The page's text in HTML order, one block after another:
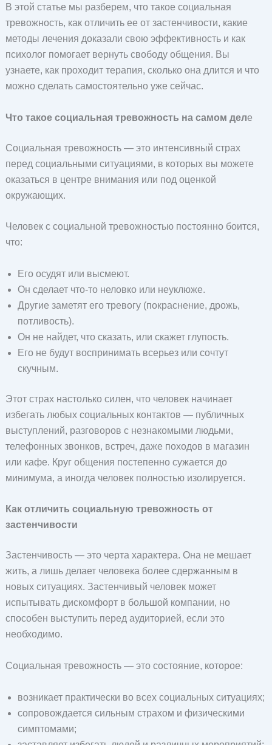
В этой статье мы разберем, что такое социальная
тревожность, как отличить ее от застенчивости, какие
методы лечения доказали свою эффективность и как
психолог помогает вернуть свободу общения. Вы
узнаете, как проходит терапия, сколько она длится и что
можно сделать самостоятельно уже сейчас.
Что такое социальная тревожность на самом деле
Социальная тревожность — это интенсивный страх
перед социальными ситуациями, в которых вы можете
оказаться в центре внимания или под оценкой
окружающих.
Человек с социальной тревожностью постоянно боится,
что:
Его осудят или высмеют.
Он сделает что-то неловко или неуклюже.
Другие заметят его тревогу (покраснение, дрожь,
потливость).
Он не найдет, что сказать, или скажет глупость.
Его не будут воспринимать всерьез или сочтут
скучным.
Этот страх настолько силен, что человек начинает
избегать любых социальных контактов — публичных
выступлений, разговоров с незнакомыми людьми,
телефонных звонков, встреч, даже походов в магазин
или кафе. Круг общения постепенно сужается до
минимума, а иногда человек полностью изолируется.
Как отличить социальную тревожность от
застенчивости
Застенчивость — это черта характера. Она не мешает
жить, а лишь делает человека более сдержанным в
новых ситуациях. Застенчивый человек может
испытывать дискомфорт в большой компании, но
способен выступить перед аудиторией, если это
необходимо.
Социальная тревожность — это состояние, которое:
возникает практически во всех социальных ситуациях;
сопровождается сильным страхом и физическими
симптомами;